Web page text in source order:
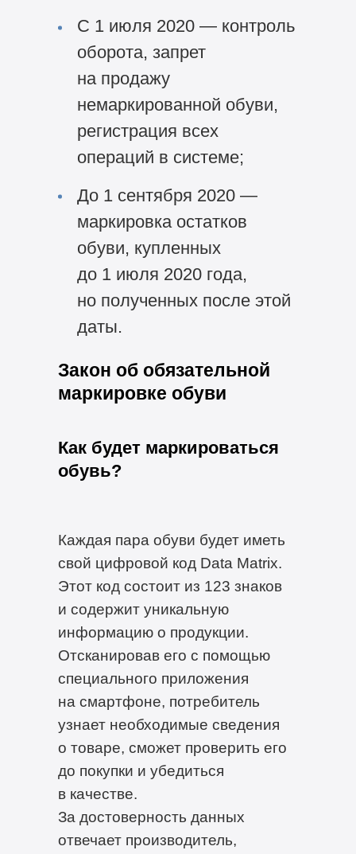
С 1 июля 2020 — контроль
оборота, запрет
на продажу
немаркированной обуви,
регистрация всех
операций в системе;
До 1 сентября 2020 —
маркировка остатков
обуви, купленных
до 1 июля 2020 года,
но полученных после этой
даты.
Закон об обязательной
маркировке обуви
Как будет маркироваться
обувь?
Каждая пара обуви будет иметь
свой цифровой код Data Matrix.
Этот код состоит из 123 знаков
и содержит уникальную
информацию о продукции.
Отсканировав его с помощью
специального приложения
на смартфоне, потребитель
узнает необходимые сведения
о товаре, сможет проверить его
до покупки и убедиться
в качестве.
За достоверность данных
отвечает производитель,